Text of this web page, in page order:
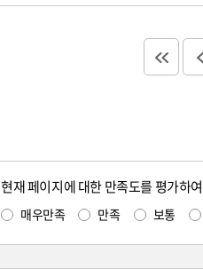
현재 페이지에 대한 만족도를 평가하
매우만족 만족 보통